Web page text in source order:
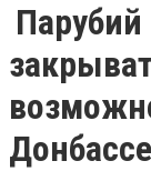
Парубий
Донбассе